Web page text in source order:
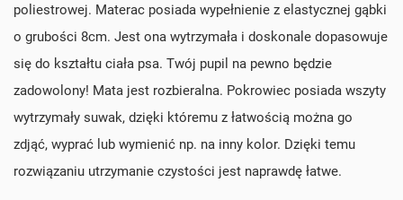
poliestrowej. Materac posiada wypełnienie z elastycznej gąbki
o grubości 8cm. Jest ona wytrzymała i doskonale dopasowuje
się do kształtu ciała psa. Twój pupil na pewno będzie
zadowolony! Mata jest rozbieralna. Pokrowiec posiada wszyty
wytrzymały suwak, dzięki któremu z łatwością można go
zdjąć, wyprać lub wymienić np. na inny kolor. Dzięki temu
rozwiązaniu utrzymanie czystości jest naprawdę łatwe.